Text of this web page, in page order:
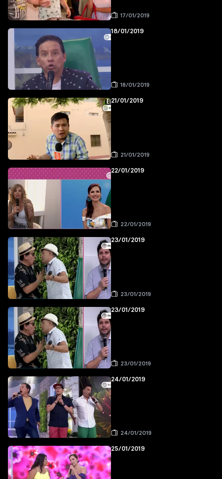
17/01/2019
18/01/2019
18/01/2019
21/01/2019
21/01/2019
22/01/2019
22/01/2019
23/01/2019
23/01/2019
23/01/2019
23/01/2019
24/01/2019
24/01/2019
25/01/2019